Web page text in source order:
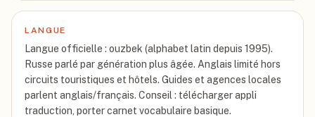
LANGUE
Langue officielle : ouzbek (alphabet latin depuis 1995).
Russe parlé par génération plus âgée. Anglais limité hors
circuits touristiques et hôtels. Guides et agences locales
parlent anglais/français. Conseil : télécharger appli
traduction, porter carnet vocabulaire basique.